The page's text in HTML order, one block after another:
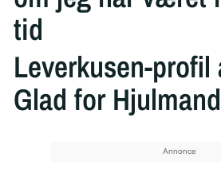
tid
Leverkusen-profil
Glad for